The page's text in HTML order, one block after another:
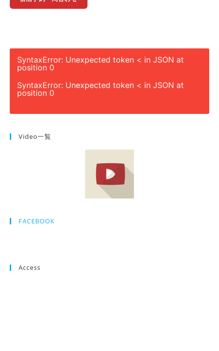
SyntaxError: Unexpected token < in JSON at
position 0
SyntaxError: Unexpected token < in JSON at
position 0
Video一覧
FACEBOOK
Access